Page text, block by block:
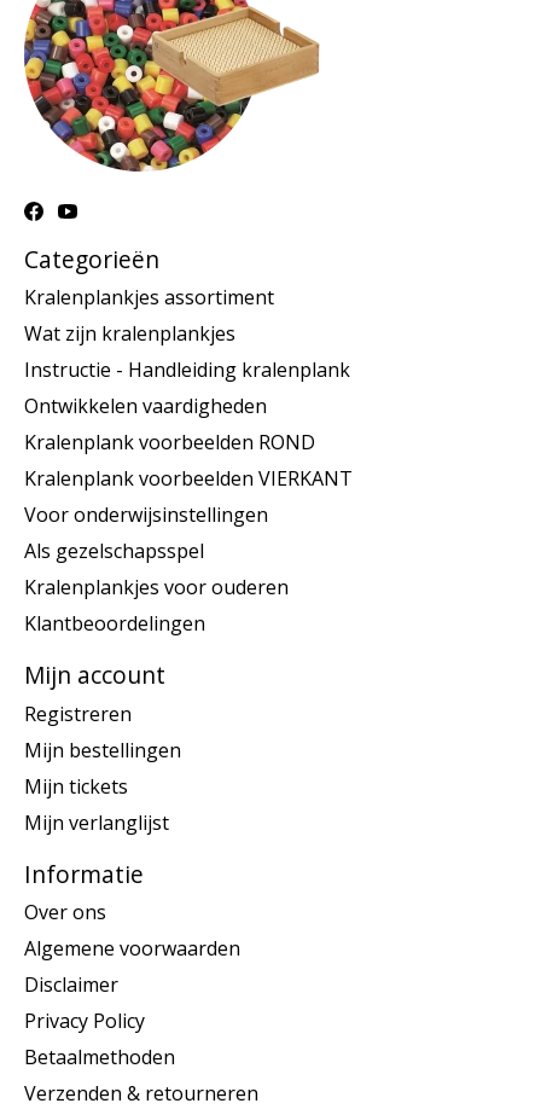
Categorieën
Kralenplankjes assortiment
Wat zijn kralenplankjes
Instructie - Handleiding kralenplank
Ontwikkelen vaardigheden
Kralenplank voorbeelden ROND
Kralenplank voorbeelden VIERKANT
Voor onderwijsinstellingen
Als gezelschapsspel
Kralenplankjes voor ouderen
Klantbeoordelingen
Mijn account
Registreren
Mijn bestellingen
Mijn tickets
Mijn verlanglijst
Informatie
Over ons
Algemene voorwaarden
Disclaimer
Privacy Policy
Betaalmethoden
Verzenden & retourneren